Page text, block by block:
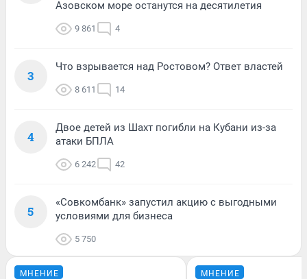
Азовском море останутся на десятилетия
9 861 4
3
Что взрывается над Ростовом? Ответ властей
8 611 14
4
Двое детей из Шахт погибли на Кубани из-за
атаки БПЛА
6 242 42
5
«Совкомбанк» запустил акцию с выгодными
условиями для бизнеса
5 750
МНЕНИЕ МНЕНИЕ